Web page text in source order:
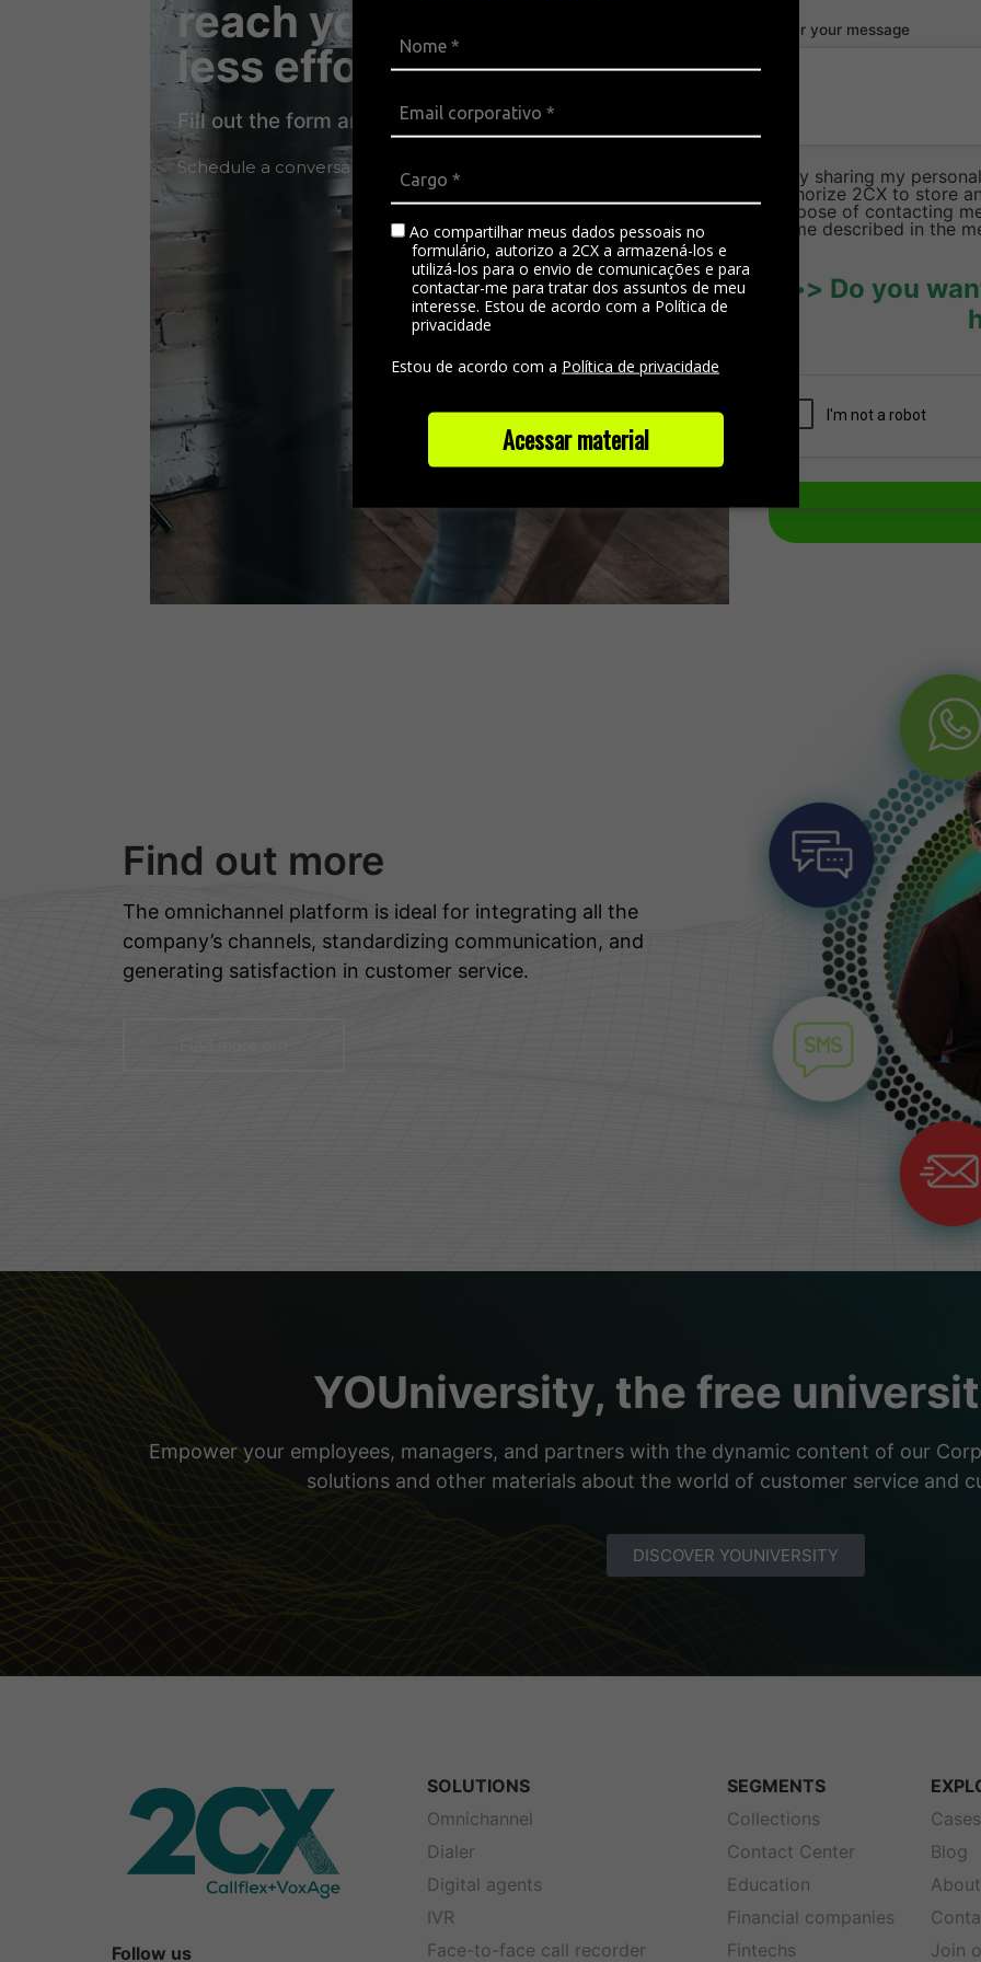
Ao compartilhar meus dados pessoais no
formulário, autorizo a 2CX a armazená-los e
utilizá-los para o envio de comunicações e para
contactar-me para tratar dos assuntos de meu
interesse. Estou de acordo com a Política de
privacidade
Estou de acordo com a Política de privacidade
Acessar material
reach your goal with
less effort?
Fill out the form and talk to a specialist
Schedule a conversation today and achieve your goal
Enter your message
By sharing my
authorize 2CX to store
purpose of contacting
to me described in the
>>> Do you
Find out more
The omnichannel platform is ideal for integrating all the
company’s channels, standardizing communication, and
generating satisfaction in customer service.
YOUniversity, the free
Empower your employees, managers, and partners with the dynamic content of our
solutions and other materials about the world of customer service and
DISCOVER YOUNIVERSITY
Follow us
SOLUTIONS
Omnichannel
Dialer
Digital agents
IVR
Face-to-face call recorder
SEGMENTS
Collections
Contact Center
Education
Financial companies
Fintechs
Cases
Blog
Join